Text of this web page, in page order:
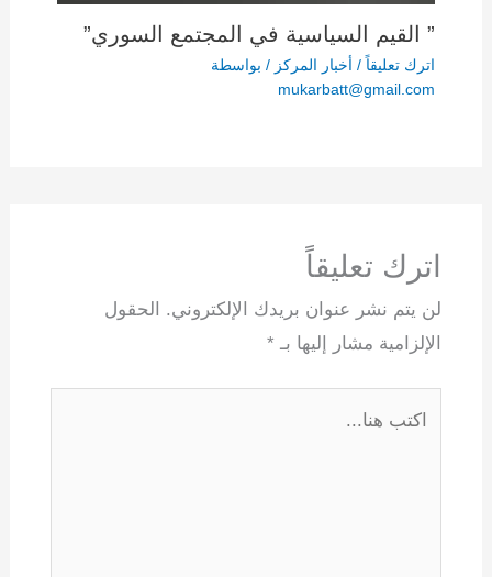
” القيم السياسية في المجتمع السوري”
اترك تعليقاً / أخبار المركز / بواسطة
mukarbatt@gmail.com
اترك تعليقاً
لن يتم نشر عنوان بريدك الإلكتروني.
الحقول
الإلزامية مشار إليها بـ *